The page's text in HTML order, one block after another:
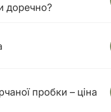
доречно?
пробки – ціна